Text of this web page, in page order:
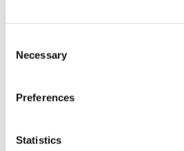
Selection
Necessary
Preferences
Statistics
Blue Equity investerer i DTK Group
20. marts 2025